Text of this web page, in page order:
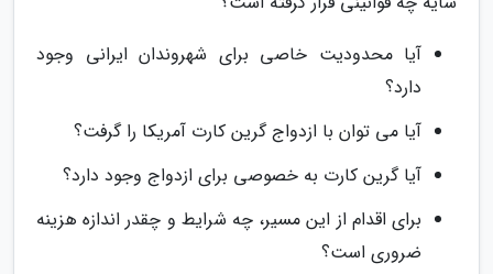
آیا محدودیت خاصی برای شهروندان ایرانی وجود
دارد؟
آیا می توان با ازدواج گرین کارت آمریکا را گرفت؟
آیا گرین کارت به خصوصی برای ازدواج وجود دارد؟
برای اقدام از این مسیر، چه شرایط و چقدر اندازه هزینه
ضروری است؟